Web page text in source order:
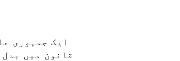
ایک جمہوری
قانون میں